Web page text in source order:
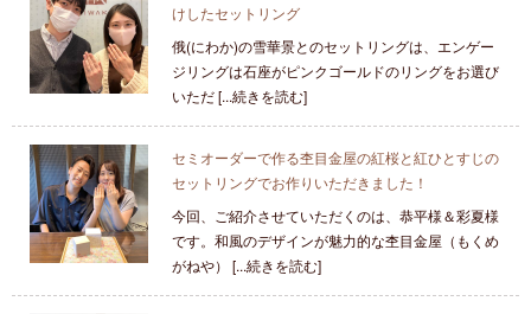
けしたセットリング
俄(にわか)の雪華景とのセットリングは、エンゲー
ジリングは石座がピンクゴールドのリングをお選び
いただ [...続きを読む]
セミオーダーで作る杢目金屋の紅桜と紅ひとすじの
セットリングでお作りいただきました！
今回、ご紹介させていただくのは、恭平様＆彩夏様
です。和風のデザインが魅力的な杢目金屋（もくめ
がねや） [...続きを読む]